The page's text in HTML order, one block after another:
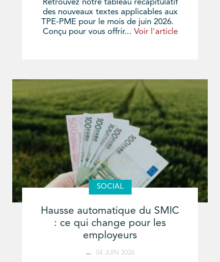
Retrouvez notre tableau récapitulatif
des nouveaux textes applicables aux
TPE-PME pour le mois de juin 2026.
Conçu pour vous offrir... Voir l'article
SOCIAL
Hausse automatique du SMIC
: ce qui change pour les
employeurs
04 JUIN 2026